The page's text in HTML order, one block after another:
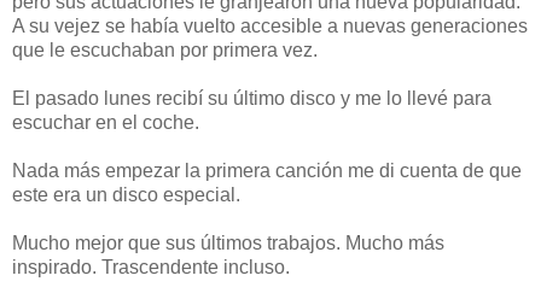
A su vejez se había vuelto accesible a nuevas generaciones
que le escuchaban por primera vez.
El pasado lunes recibí su último disco y me lo llevé para
escuchar en el coche.
Nada más empezar la primera canción me di cuenta de que
este era un disco especial.
Mucho mejor que sus últimos trabajos. Mucho más
inspirado. Trascendente incluso.